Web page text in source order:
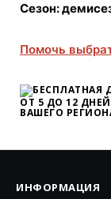
Сезон:
Помочь
БЕСПЛАТНАЯ
ОТ 5 ДО 12 ДНЕЙ
ВАШЕГО
ИНФОРМАЦИЯ